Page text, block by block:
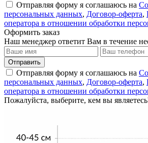
Отправляя форму я соглашаюсь на
персональных данных, Договор-оферта,
оператора в отношении обработки
Оформить заказ
Наш менеджер ответит Вам в течение
Отправить
Отправляя форму я соглашаюсь на
персональных данных, Договор-оферта,
оператора в отношении обработки
Пожалуйста, выберите, кем вы